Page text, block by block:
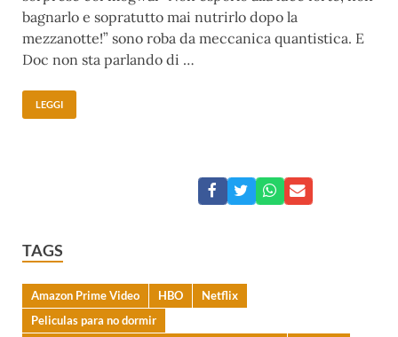
bagnarlo e sopratutto mai nutrirlo dopo la
mezzanotte!” sono roba da meccanica quantistica. E
Doc non sta parlando di …
LEGGI
TAGS
Amazon Prime Video HBO
Netflix
Peliculas para no dormir